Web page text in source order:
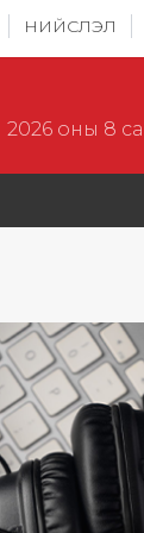
НИЙСЛЭЛ
2026 оны 8